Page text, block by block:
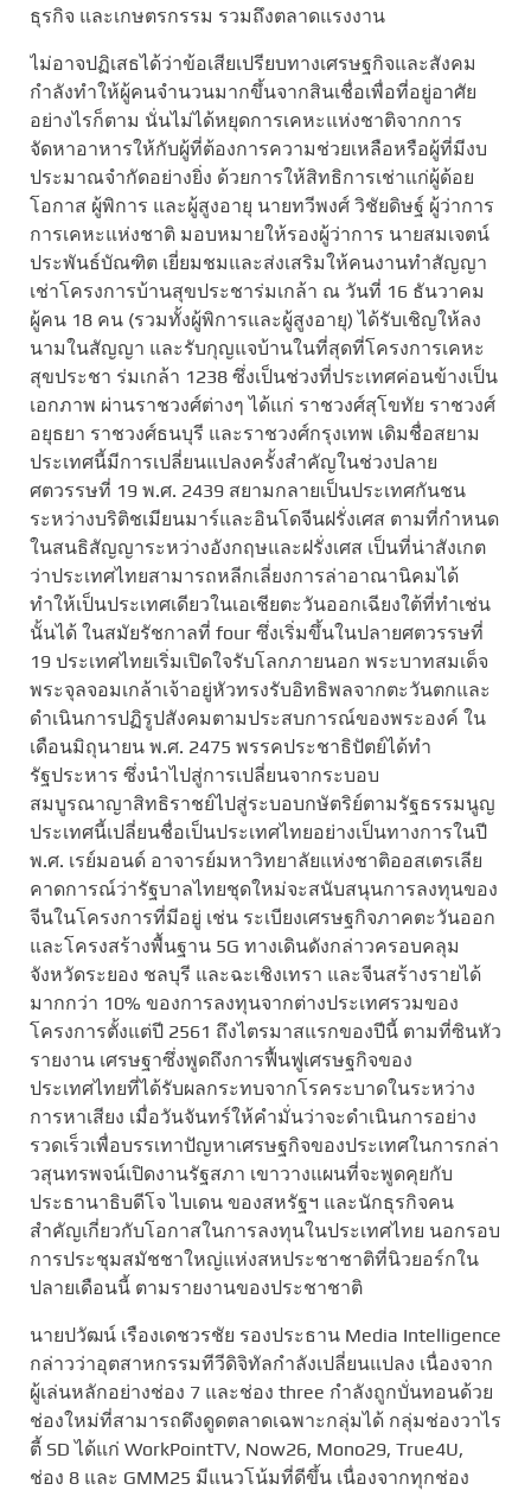
ธุรกิจ และเกษตรกรรม รวมถึงตลาดแรงงาน
ไม่อาจปฏิเสธได้ว่าข้อเสียเปรียบทางเศรษฐกิจและสังคม
กำลังทำให้ผู้คนจำนวนมากขึ้นจากสินเชื่อเพื่อที่อยู่อาศัย
อย่างไรก็ตาม นั่นไม่ได้หยุดการเคหะแห่งชาติจากการ
จัดหาอาหารให้กับผู้ที่ต้องการความช่วยเหลือหรือผู้ที่มีงบ
ประมาณจำกัดอย่างยิ่ง ด้วยการให้สิทธิการเช่าแก่ผู้ด้อย
โอกาส ผู้พิการ และผู้สูงอายุ นายทวีพงศ์ วิชัยดิษฐ์ ผู้ว่าการ
การเคหะแห่งชาติ มอบหมายให้รองผู้ว่าการ นายสมเจตน์
ประพันธ์บัณฑิต เยี่ยมชมและส่งเสริมให้คนงานทำสัญญา
เช่าโครงการบ้านสุขประชาร่มเกล้า ณ วันที่ 16 ธันวาคม
ผู้คน 18 คน (รวมทั้งผู้พิการและผู้สูงอายุ) ได้รับเชิญให้ลง
นามในสัญญา และรับกุญแจบ้านในที่สุดที่โครงการเคหะ
สุขประชา ร่มเกล้า 1238 ซึ่งเป็นช่วงที่ประเทศค่อนข้างเป็น
เอกภาพ ผ่านราชวงศ์ต่างๆ ได้แก่ ราชวงศ์สุโขทัย ราชวงศ์
อยุธยา ราชวงศ์ธนบุรี และราชวงศ์กรุงเทพ เดิมชื่อสยาม
ประเทศนี้มีการเปลี่ยนแปลงครั้งสำคัญในช่วงปลาย
ศตวรรษที่ 19 พ.ศ. 2439 สยามกลายเป็นประเทศกันชน
ระหว่างบริติชเมียนมาร์และอินโดจีนฝรั่งเศส ตามที่กำหนด
ในสนธิสัญญาระหว่างอังกฤษและฝรั่งเศส เป็นที่น่าสังเกต
ว่าประเทศไทยสามารถหลีกเลี่ยงการล่าอาณานิคมได้
ทำให้เป็นประเทศเดียวในเอเชียตะวันออกเฉียงใต้ที่ทำเช่น
นั้นได้ ในสมัยรัชกาลที่ four ซึ่งเริ่มขึ้นในปลายศตวรรษที่
19 ประเทศไทยเริ่มเปิดใจรับโลกภายนอก พระบาทสมเด็จ
พระจุลจอมเกล้าเจ้าอยู่หัวทรงรับอิทธิพลจากตะวันตกและ
ดำเนินการปฏิรูปสังคมตามประสบการณ์ของพระองค์ ใน
เดือนมิถุนายน พ.ศ. 2475 พรรคประชาธิปัตย์ได้ทำ
รัฐประหาร ซึ่งนำไปสู่การเปลี่ยนจากระบอบ
สมบูรณาญาสิทธิราชย์ไปสู่ระบอบกษัตริย์ตามรัฐธรรมนูญ
ประเทศนี้เปลี่ยนชื่อเป็นประเทศไทยอย่างเป็นทางการในปี
พ.ศ. เรย์มอนด์ อาจารย์มหาวิทยาลัยแห่งชาติออสเตรเลีย
คาดการณ์ว่ารัฐบาลไทยชุดใหม่จะสนับสนุนการลงทุนของ
จีนในโครงการที่มีอยู่ เช่น ระเบียงเศรษฐกิจภาคตะวันออก
และโครงสร้างพื้นฐาน 5G ทางเดินดังกล่าวครอบคลุม
จังหวัดระยอง ชลบุรี และฉะเชิงเทรา และจีนสร้างรายได้
มากกว่า 10% ของการลงทุนจากต่างประเทศรวมของ
โครงการตั้งแต่ปี 2561 ถึงไตรมาสแรกของปีนี้ ตามที่ซินหัว
รายงาน เศรษฐาซึ่งพูดถึงการฟื้นฟูเศรษฐกิจของ
ประเทศไทยที่ได้รับผลกระทบจากโรคระบาดในระหว่าง
การหาเสียง เมื่อวันจันทร์ให้คำมั่นว่าจะดำเนินการอย่าง
รวดเร็วเพื่อบรรเทาปัญหาเศรษฐกิจของประเทศในการกล่า
วสุนทรพจน์เปิดงานรัฐสภา เขาวางแผนที่จะพูดคุยกับ
ประธานาธิบดีโจ ไบเดน ของสหรัฐฯ และนักธุรกิจคน
สำคัญเกี่ยวกับโอกาสในการลงทุนในประเทศไทย นอกรอบ
การประชุมสมัชชาใหญ่แห่งสหประชาชาติที่นิวยอร์กใน
ปลายเดือนนี้ ตามรายงานของประชาชาติ
นายปวัฒน์ เรืองเดชวรชัย รองประธาน Media Intelligence
กล่าวว่าอุตสาหกรรมทีวีดิจิทัลกำลังเปลี่ยนแปลง เนื่องจาก
ผู้เล่นหลักอย่างช่อง 7 และช่อง three กำลังถูกบั่นทอนด้วย
ช่องใหม่ที่สามารถดึงดูดตลาดเฉพาะกลุ่มได้ กลุ่มช่องวาไร
ตี้ SD ได้แก่ WorkPointTV, Now26, Mono29, True4U,
ช่อง 8 และ GMM25 มีแนวโน้มที่ดีขึ้น เนื่องจากทุกช่อง